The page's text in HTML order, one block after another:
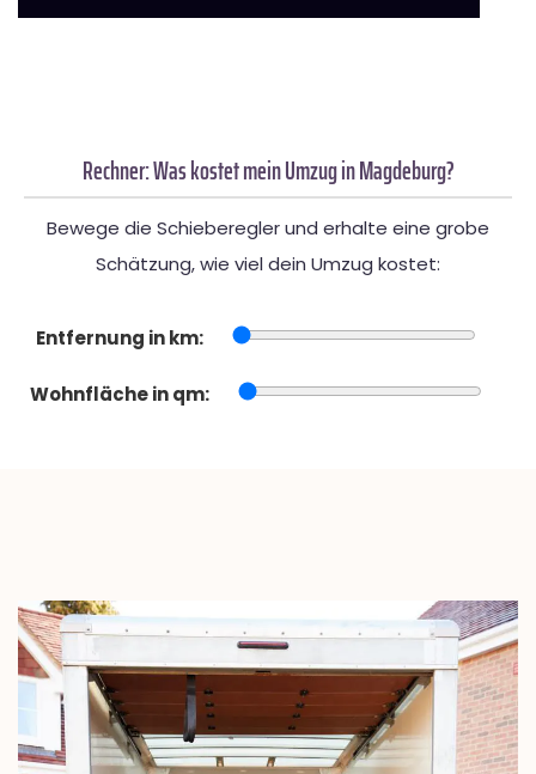
Rechner: Was kostet mein Umzug in Magdeburg?
Bewege die Schieberegler und erhalte eine grobe
Schätzung, wie viel dein Umzug kostet:
Entfernung in km:
Wohnfläche in qm: